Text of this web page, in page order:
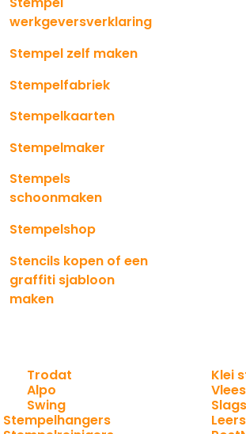
werkgeversverklaring
Stempel zelf maken
Stempelfabriek
Stempelkaarten
Stempelmaker
Stempels
schoonmaken
Stempelshop
Stencils kopen of een
graffiti sjabloon
maken
Trodat
Alpo
Swing
Stempelhangers
Klei